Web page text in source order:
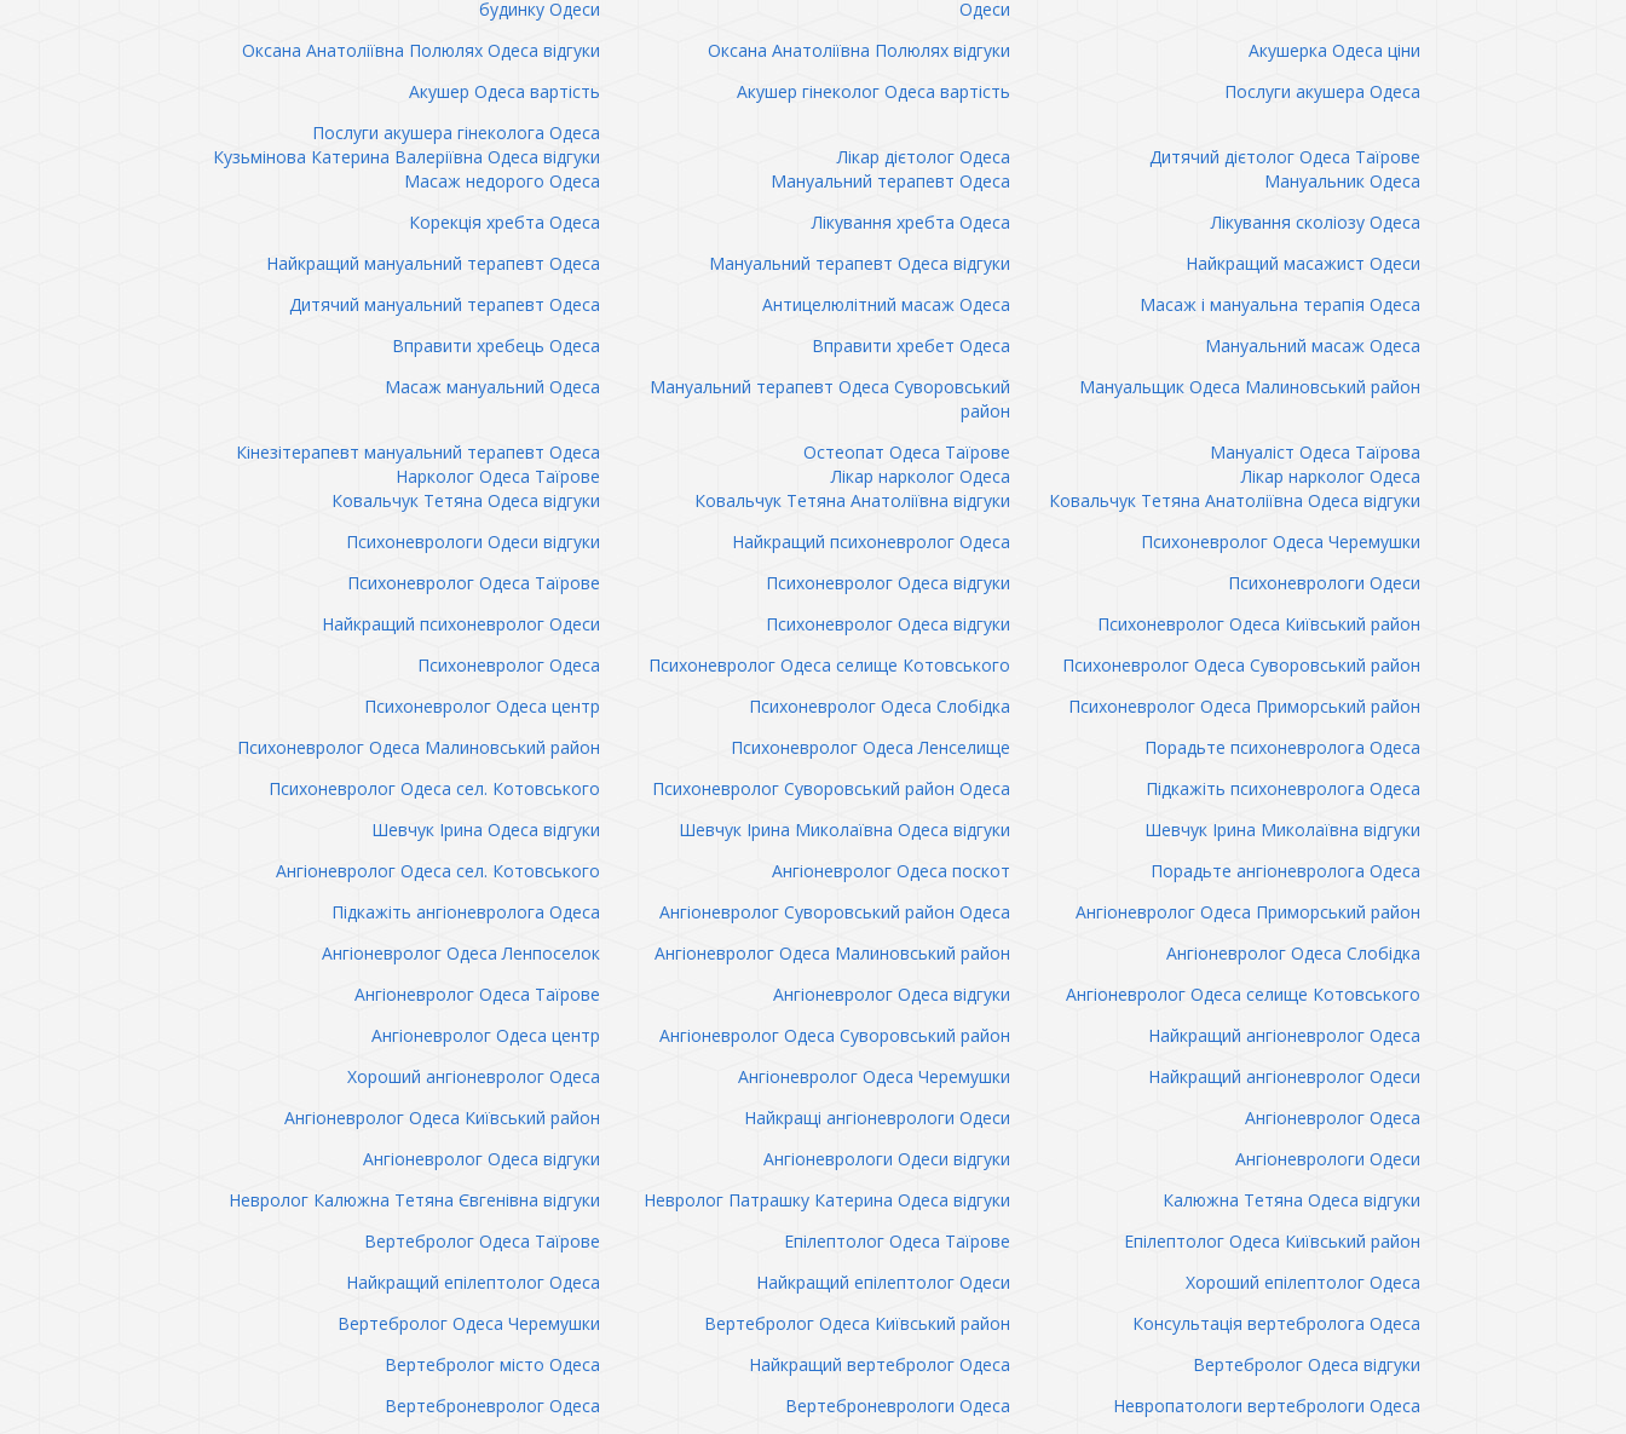
будинку Одеси
Одеси
Оксана Анатоліївна Полюлях Одеса відгуки Оксана Анатоліївна Полюлях відгуки
Акушерка Одеса ціни
Акушер Одеса вартість
Акушер гінеколог Одеса вартість
Послуги акушера Одеса
Послуги акушера гінеколога Одеса
Кузьмінова Катерина Валеріївна Одеса відгуки
Лікар дієтолог Одеса
Дитячий дієтолог Одеса Таїрове
Масаж недорого Одеса
Мануальний терапевт Одеса
Мануальник Одеса
Корекція хребта Одеса
Лікування хребта Одеса
Лікування сколіозу Одеса
Найкращий мануальний терапевт Одеса
Мануальний терапевт Одеса відгуки
Найкращий масажист Одеси
Дитячий мануальний терапевт Одеса
Антицелюлітний масаж Одеса
Масаж і мануальна терапія Одеса
Вправити хребець Одеса
Вправити хребет Одеса
Мануальний масаж Одеса
Масаж мануальний Одеса
Мануальний терапевт Одеса Суворовський
район
Мануальщик Одеса Малиновський район
Кінезітерапевт мануальний терапевт Одеса Остеопат Одеса Таїрове
Мануаліст Одеса Таїрова
Нарколог Одеса Таїрове
Лікар нарколог Одеса
Лікар нарколог Одеса
Ковальчук Тетяна Одеса відгуки
Ковальчук Тетяна Анатоліївна відгуки
Ковальчук Тетяна Анатоліївна Одеса відгуки
Психоневрологи Одеси відгуки
Найкращий психоневролог Одеса
Психоневролог Одеса Черемушки
Психоневролог Одеса Таїрове
Психоневролог Одеса відгуки
Психоневрологи Одеси
Найкращий психоневролог Одеси
Психоневролог Одеса відгуки
Психоневролог Одеса Київський район
Психоневролог Одеса
Психоневролог Одеса селище Котовського
Психоневролог Одеса Суворовський район
Психоневролог Одеса центр
Психоневролог Одеса Слобідка
Психоневролог Одеса Приморський район
Психоневролог Одеса Малиновський район
Психоневролог Одеса Ленселище
Порадьте психоневролога Одеса
Психоневролог Одеса сел. Котовського
Психоневролог Суворовський район Одеса
Підкажіть психоневролога Одеса
Шевчук Ірина Одеса відгуки
Шевчук Ірина Миколаївна Одеса відгуки
Шевчук Ірина Миколаївна відгуки
Ангіоневролог Одеса сел. Котовського
Ангіоневролог Одеса поскот
Порадьте ангіоневролога Одеса
Підкажіть ангіоневролога Одеса
Ангіоневролог Суворовський район Одеса
Ангіоневролог Одеса Приморський район
Ангіоневролог Одеса Ленпоселок
Ангіоневролог Одеса Малиновський район
Ангіоневролог Одеса Слобідка
Ангіоневролог Одеса Таїрове
Ангіоневролог Одеса відгуки
Ангіоневролог Одеса селище Котовського
Ангіоневролог Одеса центр
Ангіоневролог Одеса Суворовський район
Найкращий ангіоневролог Одеса
Хороший ангіоневролог Одеса
Ангіоневролог Одеса Черемушки
Найкращий ангіоневролог Одеси
Ангіоневролог Одеса Київський район
Найкращі ангіоневрологи Одеси
Ангіоневролог Одеса
Ангіоневролог Одеса відгуки
Ангіоневрологи Одеси відгуки
Ангіоневрологи Одеси
Невролог Калюжна Тетяна Євгенівна відгуки
Невролог Патрашку Катерина Одеса відгуки
Калюжна Тетяна Одеса відгуки
Вертебролог Одеса Таїрове
Епілептолог Одеса Таїрове
Епілептолог Одеса Київський район
Найкращий епілептолог Одеса
Найкращий епілептолог Одеси
Хороший епілептолог Одеса
Вертебролог Одеса Черемушки
Вертебролог Одеса Київський район
Консультація вертебролога Одеса
Вертебролог місто Одеса
Найкращий вертебролог Одеса
Вертебролог Одеса відгуки
Вертеброневролог Одеса
Вертеброневрологи Одеса
Невропатологи вертебрологи Одеса